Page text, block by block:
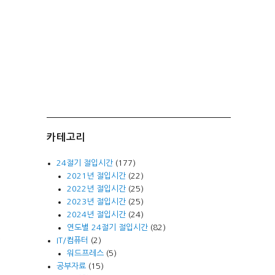
카테고리
24절기 절입시간 (177)
2021년 절입시간(22)
2022년 절입시간(25)
2023년 절입시간(25)
2024년 절입시간(24)
연도별 24절기 절입시간(82)
IT/컴퓨터
(2)
워드프레스(5)
공부자료 (15)